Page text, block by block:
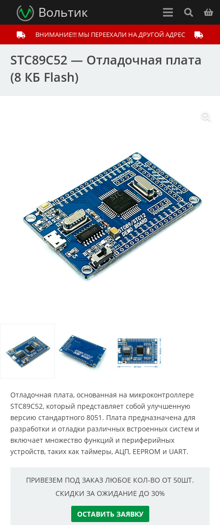
Вольтик
ВНИМАНИЕ!!! МЫ ПЕРЕЕХАЛИ НА ДРУГОЙ АДРЕС
STC89C52 — Отладочная плата
(8 КБ Flash)
Отладочная плата, основанная на микроконтроллере
STC89C52, который представляет собой улучшенную
версию стандартного 8051. Плата предназначена для
разработки и отладки различных встроенных систем и
включает множество функций и периферийных
устройств, таких как таймеры, АЦП, EEPROM и UART.
ПРИВЕЗЕМ ПОД ЗАКАЗ ЛЮБОЕ КОЛ-ВО ОТ 50ШТ.
СКИДКИ ЗА ОЖИДАНИЕ ДО 30%
ОСТАВИТЬ ЗАЯВКУ